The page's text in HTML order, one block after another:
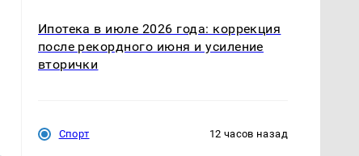
Ипотека в июле 2026 года: коррекция
после рекордного июня и усиление
вторички
Спорт 12 часов назад